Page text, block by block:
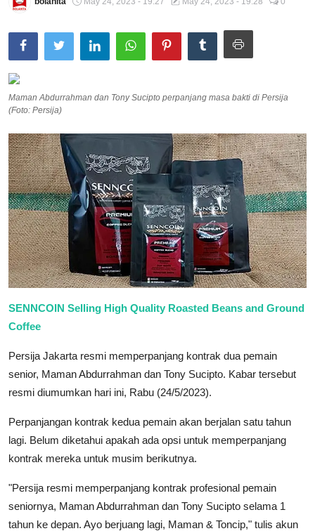
Maman Abdurrahman dan Tony Sucipto perpanjang masa bakti di Persija
(Foto: Persija)
SENNCOIN Selling High Quality Roasted Beans and Ground
Coffee
Persija Jakarta resmi memperpanjang kontrak dua pemain
senior, Maman Abdurrahman dan Tony Sucipto. Kabar tersebut
resmi diumumkan hari ini, Rabu (24/5/2023).
Perpanjangan kontrak kedua pemain akan berjalan satu tahun
lagi. Belum diketahui apakah ada opsi untuk memperpanjang
kontrak mereka untuk musim berikutnya.
"Persija resmi memperpanjang kontrak profesional pemain
seniornya, Maman Abdurrahman dan Tony Sucipto selama 1
tahun ke depan. Ayo berjuang lagi, Maman & Toncip," tulis akun